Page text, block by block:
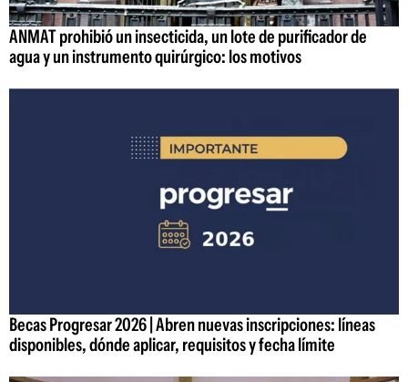
ANMAT prohibió un insecticida, un lote de purificador de
agua y un instrumento quirúrgico: los motivos
Becas Progresar 2026 | Abren nuevas inscripciones: líneas
disponibles, dónde aplicar, requisitos y fecha límite